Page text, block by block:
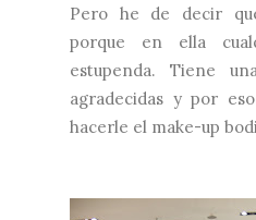
Pero he de decir
porque en ella
estupenda. Tiene
agradecidas y por
hacerle el make-up